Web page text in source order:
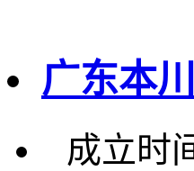
广东本
成立时